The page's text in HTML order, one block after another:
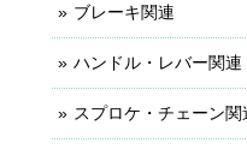
ブレーキ関連
ハンドル・レバー関連
スプロケ・チェーン関